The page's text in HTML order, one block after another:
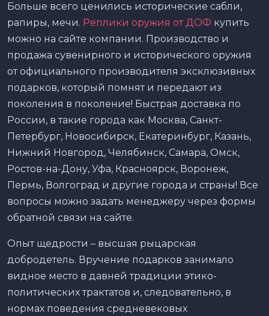
Больше всего ценились исторические сабли,
рапиры, мечи. Реплики оружия от ДОФ купить
можно на сайте компании. Производство и
продажа сувенирного и исторического оружия
от официального производителя эксклюзивных
подарков, который помнят и передают из
поколения в поколение! Быстрая доставка по
России, в такие города как Москва, Санкт-
Петербург, Новосибирск, Екатеринбург, Казань,
Нижний Новгород, Челябинск, Самара, Омск,
Ростов-на-Дону, Уфа, Красноярск, Воронеж,
Пермь, Волгоград и другие города и страны! Все
вопросы можно задать менеджеру через формы
обратной связи на сайте.
Опыт щедрости – высшая рыцарская
добродетель. Вручение подарков занимало
видное место в давней традиции этико-
политических трактатов и, следовательно, в
нормах поведения средневековых